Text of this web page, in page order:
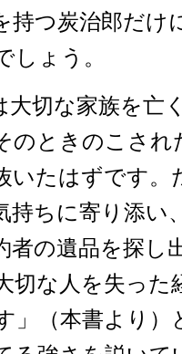
持つ炭治郎だけ
しょう。
切な家族を亡
のときのこされ
いたはずです。
持ちに寄り添い
者の遺品を探し
切な人を失った
」（本書より）